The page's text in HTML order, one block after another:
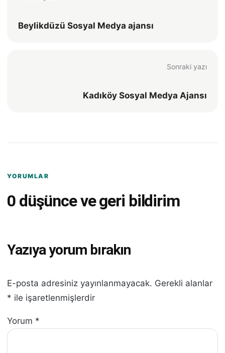
Beylikdüzü Sosyal Medya ajansı
Sonraki yazı
Kadıköy Sosyal Medya Ajansı
YORUMLAR
0 düşünce ve geri bildirim
Yazıya yorum bırakın
E-posta adresiniz yayınlanmayacak. Gerekli alanlar
* ile işaretlenmişlerdir
Yorum *